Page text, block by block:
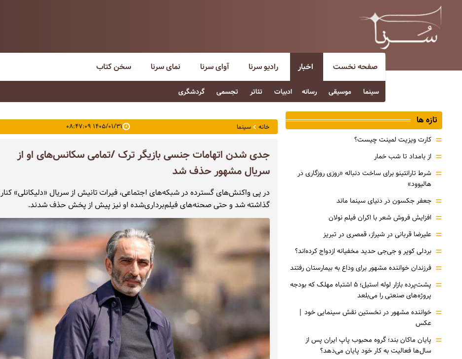
صفحه نخست اخبار
سینما موسیقی رسانه ادبیات تئاتر تجسمی گردشگری
رادیو سرنا آوای سرنا نمای سرنا سخن کتاب
خانه سینما ۱۴۰۵/۰۱/۳۱ ۰۸:۴۷:۰۹
جدی شدن اتهامات جنسی بازیگر ترک /تمامی سکانس‌های او از
سریال مشهور حذف شد
در پی واکنش‌های گسترده در شبکه‌های اجتماعی، فیرات تانیش از سریال «دلیکانلی» کنار
گذاشته شد و حتی صحنه‌های فیلم‌برداری‌شده او نیز پیش از پخش حذف شدند.
تازه ها
= کارت ویزیت لمینت چیست؟
= از بامداد تا شب خمار
= شرط تارانتینو برای ساخت دنباله «روزی روزگاری در
هالیوود»
= جعفر جکسون در دنیای سینما ماند
= افزایش فروش شعر با اکران فیلم نولان
= علیرضا قربانی در شیراز، قمصری در تبریز
= بردلی کوپر و جی‌جی حدید مخفیانه ازدواج کرده‌اند؟
= فرزندان خواننده مشهور برای وداع به بیمارستان رفتند
=
پشت‌پرده بازار لوله استیل؛ ۵ اشتباه مهلک که بودجه
پروژه‌های صنعتی را می‌بلعد
= خواننده مشهور در نخستین نقش سینمایی خود |‌
عکس
= پایان ماکان بند؛ گروه محبوب پاپ ایران پس از
سال‌ها فعالیت به کار خود پایان می‌دهد؟